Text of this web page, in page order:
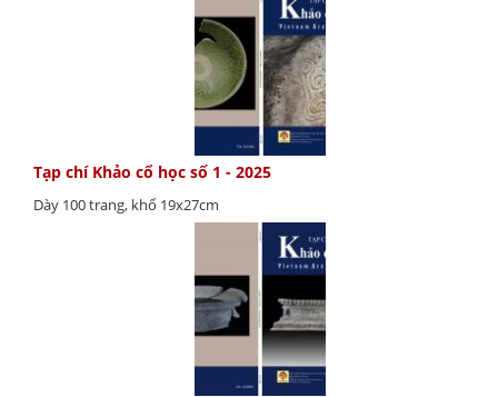
Tạp chí Khảo cổ học số 1 - 2025
Dày 100 trang, khổ 19x27cm